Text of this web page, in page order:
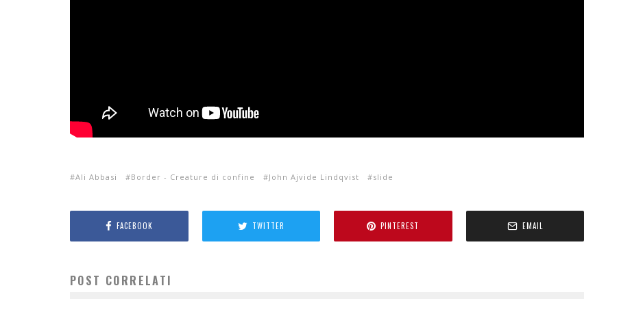
Ali Abbasi Border - Creature di confine John Ajvide Lindqvist slide
FACEBOOK TWITTER PINTEREST EMAIL
POST CORRELATI